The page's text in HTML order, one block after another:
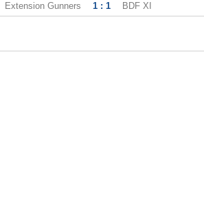
Extension Gunners 1 : 1 BDF XI